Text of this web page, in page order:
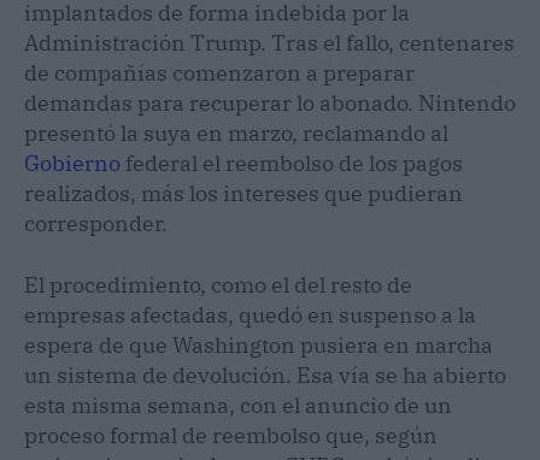
implantados de forma indebida por la
Administración Trump. Tras el fallo, centenares
de compañías comenzaron a preparar
demandas para recuperar lo abonado. Nintendo
presentó la suya en marzo, reclamando al
Gobierno federal el reembolso de los pagos
realizados, más los intereses que pudieran
corresponder.
El procedimiento, como el del resto de
empresas afectadas, quedó en suspenso a la
espera de que Washington pusiera en marcha
un sistema de devolución. Esa vía se ha abierto
esta misma semana, con el anuncio de un
proceso formal de reembolso que, según